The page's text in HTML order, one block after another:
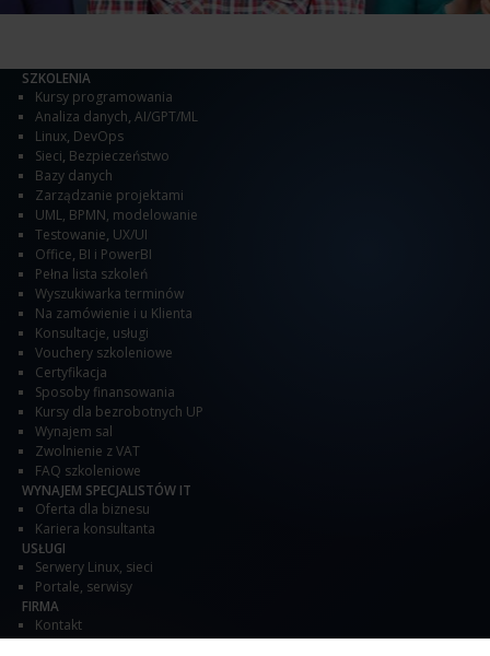
SZKOLENIA
Kursy programowania
Analiza danych, AI/GPT/ML
Linux, DevOps
Sieci, Bezpieczeństwo
Bazy danych
Zarządzanie projektami
UML, BPMN, modelowanie
Testowanie, UX/UI
Office, BI i PowerBI
Pełna lista szkoleń
Wyszukiwarka terminów
Na zamówienie i u Klienta
Konsultacje, usługi
Vouchery szkoleniowe
Certyfikacja
Sposoby finansowania
Kursy dla bezrobotnych UP
Wynajem sal
Zwolnienie z VAT
FAQ szkoleniowe
WYNAJEM SPECJALISTÓW IT
Oferta dla biznesu
Kariera konsultanta
USŁUGI
Serwery Linux, sieci
Portale, serwisy
FIRMA
Kontakt
O nas